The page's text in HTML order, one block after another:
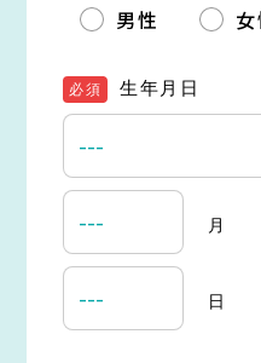
男性
必須 生年月日
月
日